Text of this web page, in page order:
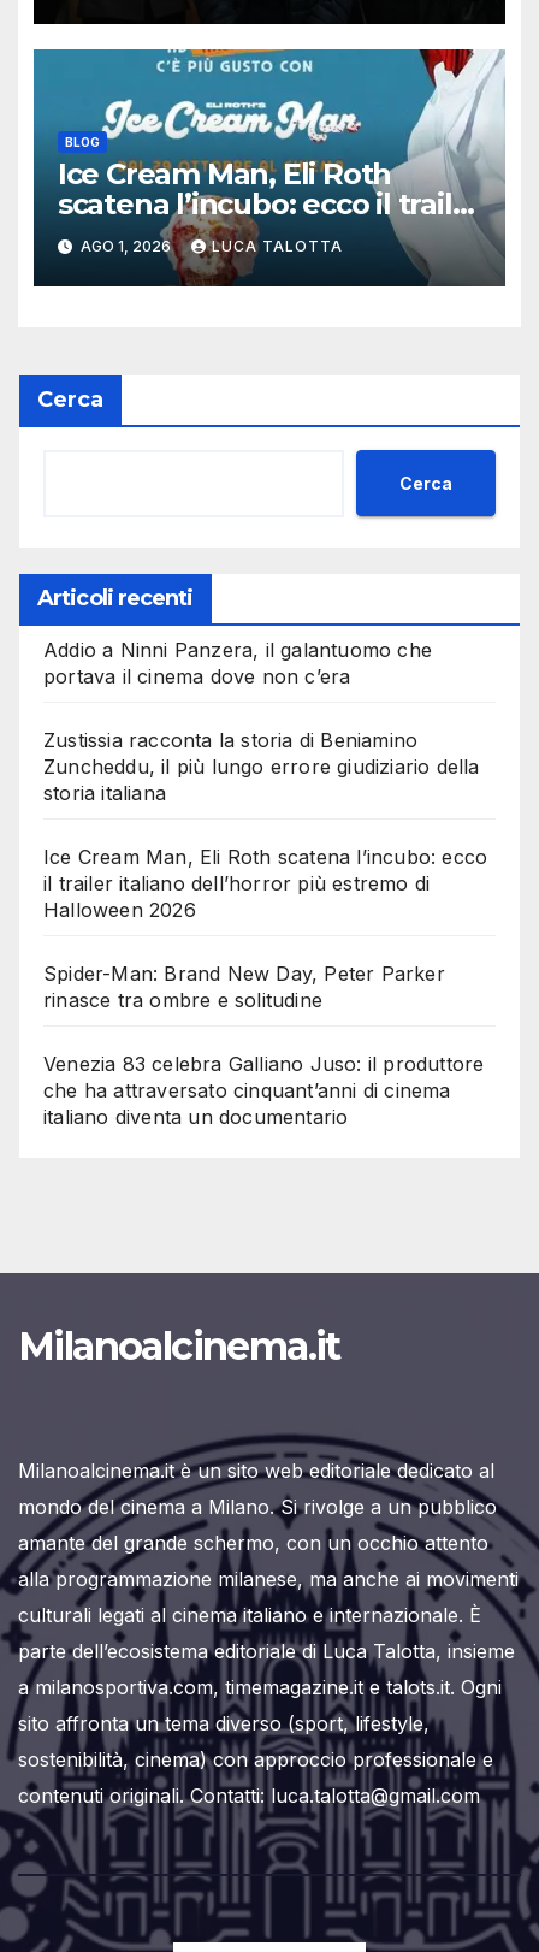
BLOG
Ice Cream Man, Eli Roth
scatena l’incubo: ecco il trailer
italiano dell’horror più
estremo di Halloween 2026
AGO 1, 2026 LUCA TALOTTA
Cerca
Cerca
Articoli recenti
Addio a Ninni Panzera, il galantuomo che
portava il cinema dove non c’era
Zustissia racconta la storia di Beniamino
Zuncheddu, il più lungo errore giudiziario della
storia italiana
Ice Cream Man, Eli Roth scatena l’incubo: ecco
il trailer italiano dell’horror più estremo di
Halloween 2026
Spider-Man: Brand New Day, Peter Parker
rinasce tra ombre e solitudine
Venezia 83 celebra Galliano Juso: il produttore
che ha attraversato cinquant’anni di cinema
italiano diventa un documentario
Milanoalcinema.it
Milanoalcinema.it è un sito web editoriale dedicato al
mondo del cinema a Milano. Si rivolge a un pubblico
amante del grande schermo, con un occhio attento
alla programmazione milanese, ma anche ai movimenti
culturali legati al cinema italiano e internazionale. È
parte dell’ecosistema editoriale di Luca Talotta, insieme
a milanosportiva.com, timemagazine.it e talots.it. Ogni
sito affronta un tema diverso (sport, lifestyle,
sostenibilità, cinema) con approccio professionale e
contenuti originali. Contatti: luca.talotta@gmail.com